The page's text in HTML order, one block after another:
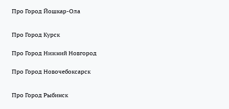
Про Город Йошкар-Ола
Про Город Курск
Про Город Нижний Новгород
Про Город Новочебоксарск
Про Город Рыбинск